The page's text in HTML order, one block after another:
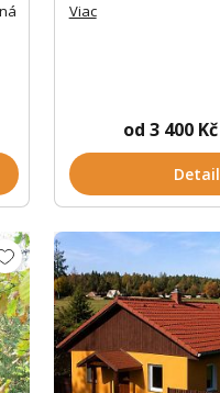
Viac
od 3 400 Kč